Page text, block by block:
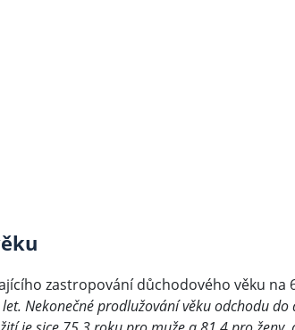
zastropování důchodového věku na
Nekonečné prodlužování věku odchodu do